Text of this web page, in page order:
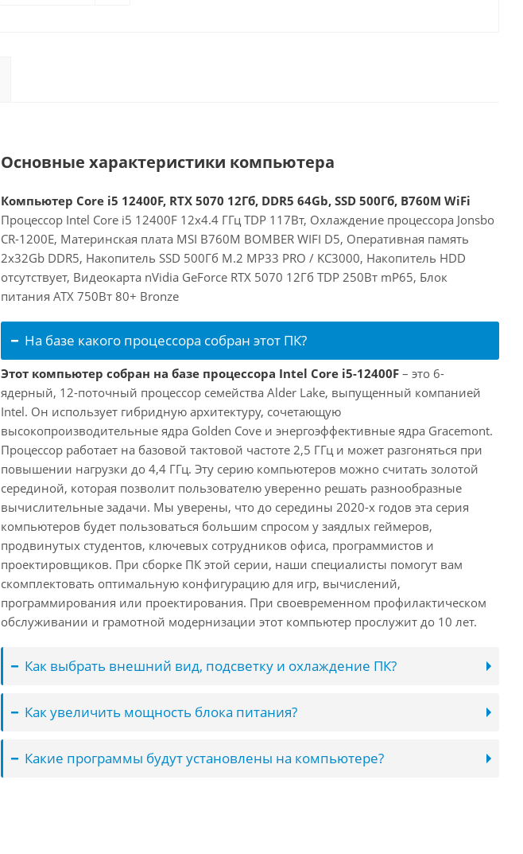
Основные характеристики компьютера
Компьютер Core i5 12400F, RTX 5070 12Гб, DDR5 64Gb, SSD 500Гб, B760M WiFi
Процессор Intel Core i5 12400F 12x4.4 ГГц TDP 117Вт, Охлаждение процессора Jonsbo
CR-1200E, Материнская плата MSI B760M BOMBER WIFI D5, Оперативная память
2x32Gb DDR5, Накопитель SSD 500Гб M.2 MP33 PRO / KC3000, Накопитель HDD
отсутствует, Видеокарта nVidia GeForce RTX 5070 12Гб TDP 250Вт mP65, Блок
питания ATX 750Вт 80+ Bronze
На базе какого процессора собран этот ПК?
Этот компьютер собран на базе процессора Intel Core i5-12400F – это 6-
ядерный, 12-поточный процессор семейства Alder Lake, выпущенный компанией
Intel. Он использует гибридную архитектуру, сочетающую
высокопроизводительные ядра Golden Cove и энергоэффективные ядра Gracemont.
Процессор работает на базовой тактовой частоте 2,5 ГГц и может разгоняться при
повышении нагрузки до 4,4 ГГц. Эту серию компьютеров можно считать золотой
серединой, которая позволит пользователю уверенно решать разнообразные
вычислительные задачи. Мы уверены, что до середины 2020-х годов эта серия
компьютеров будет пользоваться большим спросом у заядлых геймеров,
продвинутых студентов, ключевых сотрудников офиса, программистов и
проектировщиков. При сборке ПК этой серии, наши специалисты помогут вам
скомплектовать оптимальную конфигурацию для игр, вычислений,
программирования или проектирования. При своевременном профилактическом
обслуживании и грамотной модернизации этот компьютер прослужит до 10 лет.
Как выбрать внешний вид, подсветку и охлаждение ПК?
Как увеличить мощность блока питания?
Какие программы будут установлены на компьютере?